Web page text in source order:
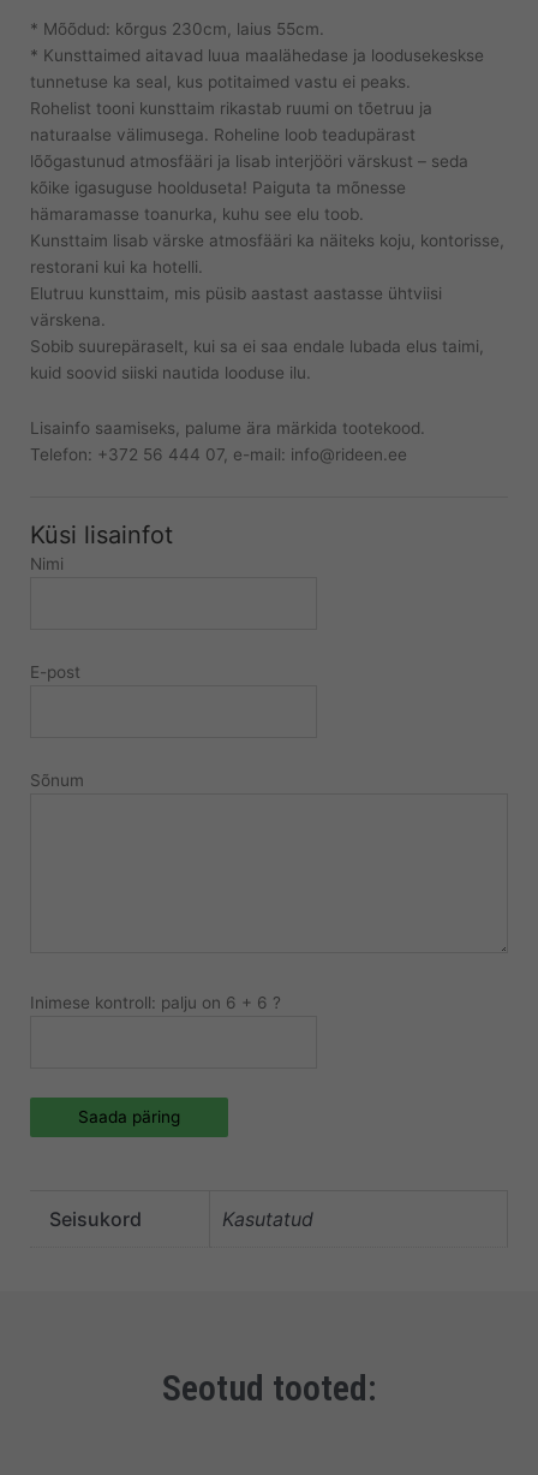
* Mõõdud: kõrgus 230cm, laius 55cm.
* Kunsttaimed aitavad luua maalähedase ja loodusekeskse
tunnetuse ka seal, kus potitaimed vastu ei peaks.
Rohelist tooni kunsttaim rikastab ruumi on tõetruu ja
naturaalse välimusega. Roheline loob teadupärast
lõõgastunud atmosfääri ja lisab interjööri värskust – seda
kõike igasuguse hoolduseta! Paiguta ta mõnesse
hämaramasse toanurka, kuhu see elu toob.
Kunsttaim lisab värske atmosfääri ka näiteks koju, kontorisse,
restorani kui ka hotelli.
Elutruu kunsttaim, mis püsib aastast aastasse ühtviisi
värskena.
Sobib suurepäraselt, kui sa ei saa endale lubada elus taimi,
kuid soovid siiski nautida looduse ilu.
Lisainfo saamiseks, palume ära märkida tootekood.
Telefon: +372 56 444 07, e-mail: info@rideen.ee
Küsi lisainfot
Nimi
E-post
Sõnum
Inimese kontroll: palju on 6 + 6 ?
Saada päring
Seisukord Kasutatud
Seotud tooted: